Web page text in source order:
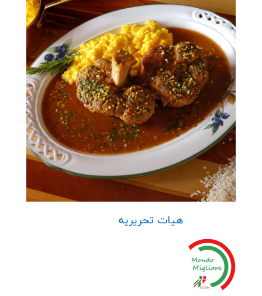
هیات تحریریه